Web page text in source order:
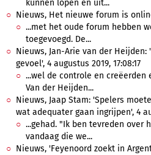
kunnen lopen en uit...
Nieuws, Het nieuwe forum is
...met het oude forum hebben
toegevoegd. De...
Nieuws, Jan-Arie van der
gevoel', 4 augustus 2019, 17:08:17
...wel de controle en creëerden
Van der Heijden...
Nieuws, Jaap Stam: 'Spelers
wat adequater gaan ingrijpen', 4
...gehad. "Ik ben tevreden over
vandaag die we...
Nieuws, 'Feyenoord zoekt in